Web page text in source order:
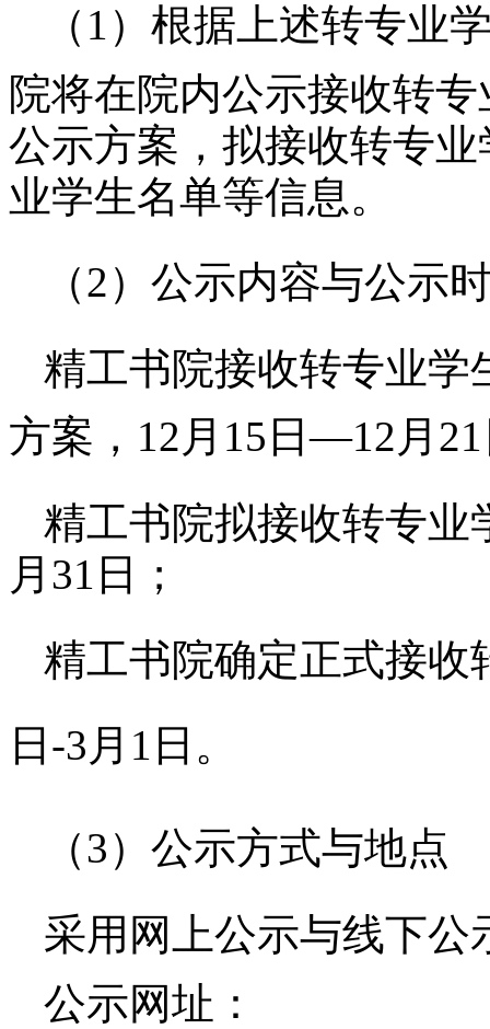
（ 1）根据上述转专业
院将在院内公示接收转
公示方案，拟接收转专
业学生名单等信息。
（2）公示内容与公示
精工书院接收转专业学
方案， 12月 15 日—12月 21
精工书院拟接收转专业
月31日
；
精工书院确定正式接收
日 -3月1日。
（3）公示方式与地点
采用 网上公示与线下公
公示网址 ：